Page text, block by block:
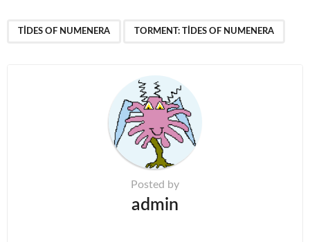
TIDES OF NUMENERA TORMENT: TIDES OF NUMENERA
Posted by
admin